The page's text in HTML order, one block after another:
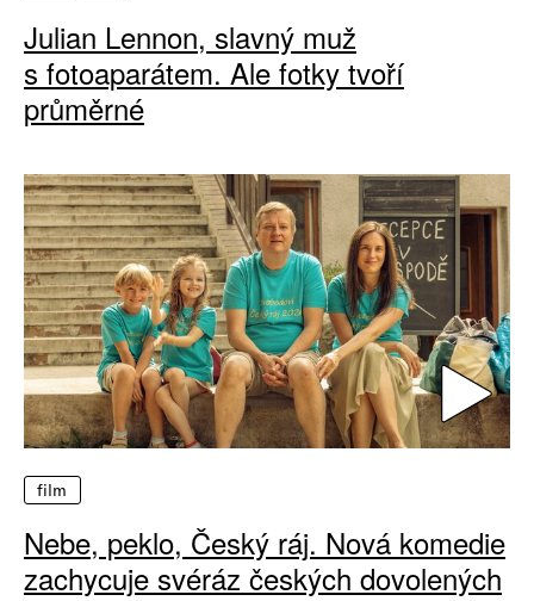
Julian Lennon, slavný muž
s fotoaparátem. Ale fotky tvoří
průměrné
film
Nebe, peklo, Český ráj. Nová komedie
zachycuje svéráz českých dovolených